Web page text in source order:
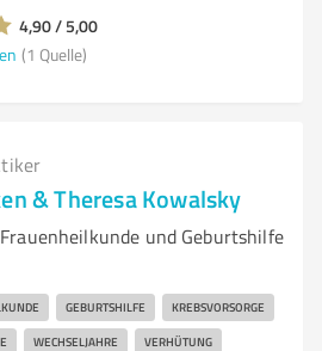
4,90 / 5,00
(1 Quelle)
& Theresa Kowalsky
und Geburtshilfe
GEBURTSHILFE KREBSVORSORGE
WECHSELJAHRE VERHÜTUNG